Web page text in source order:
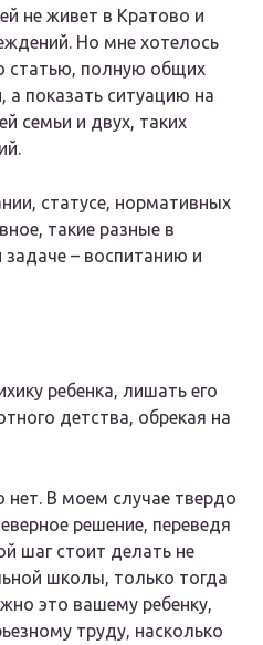
не живет в Кратово и
Но мне хотелось
статью, полную общих
а показать ситуацию на
семьи и двух, таких
статусе, нормативных
такие разные в
задаче – воспитанию и
ребенка, лишать его
детства, обрекая на
нет. В моем случае твердо
решение, переведя
шаг стоит делать не
школы, только тогда
это вашему ребенку,
труду, насколько